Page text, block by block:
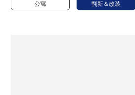
公寓 翻新＆改装